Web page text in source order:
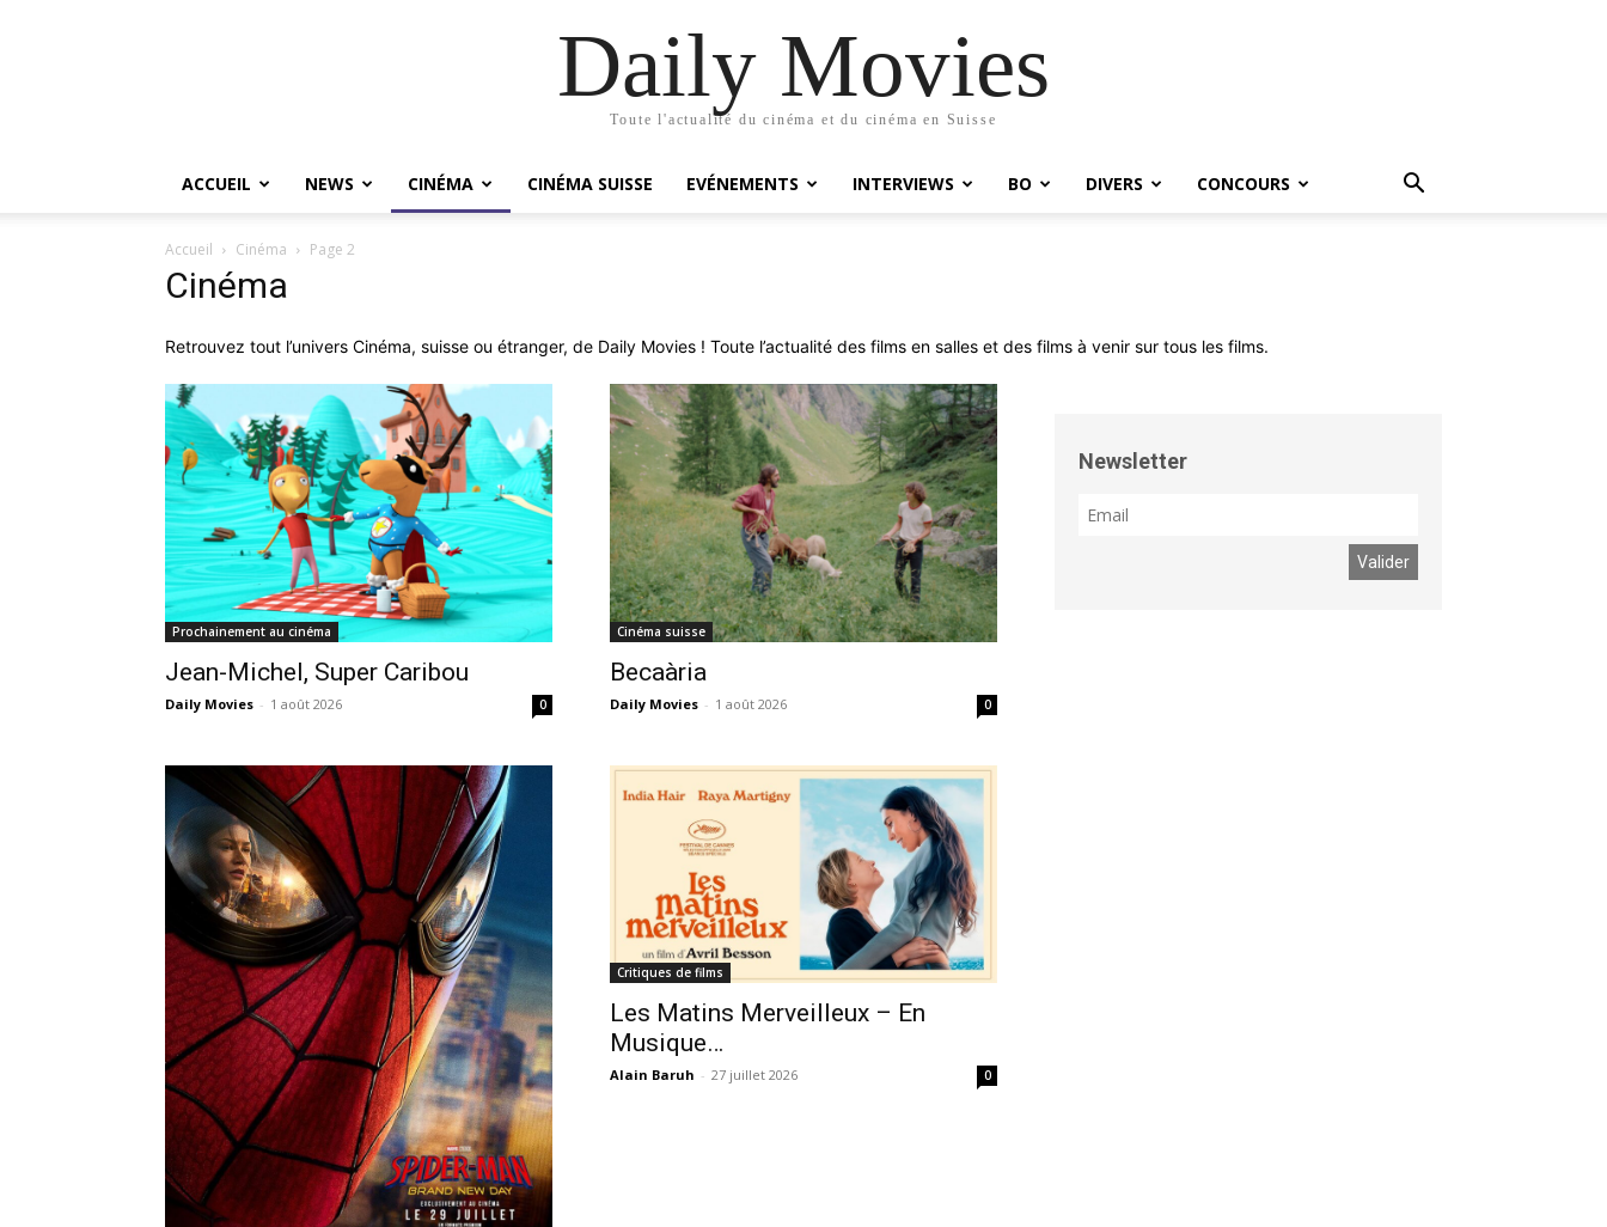
Daily Movies
Toute l'actualité du cinéma et du cinéma en Suisse
ACCUEIL NEWS CINÉMA CINÉMA SUISSE EVÉNEMENTS INTERVIEWS BO DIVERS CONCOURS
Accueil Cinéma Page 2
Cinéma
Retrouvez tout l’univers Cinéma, suisse ou étranger, de Daily Movies ! Toute l’actualité des films en salles et des films à venir sur tous les films.
Prochainement au cinéma
Jean-Michel, Super Caribou
Daily Movies - 1 août 2026 0
Cinéma suisse
Becaària
Daily Movies - 1 août 2026 0
Critiques de films
Les Matins Merveilleux – En
Musique…
Alain Baruh - 27 juillet 2026 0
Newsletter